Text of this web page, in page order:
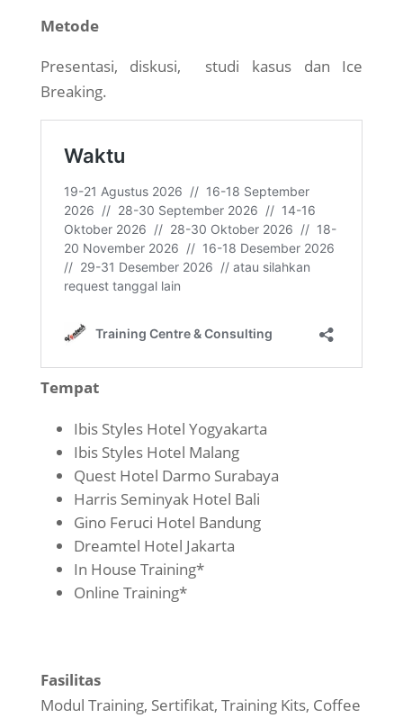
Metode
Presentasi, diskusi, studi kasus dan Ice
Breaking.
Tempat
Ibis Styles Hotel Yogyakarta
Ibis Styles Hotel Malang
Quest Hotel Darmo Surabaya
Harris Seminyak Hotel Bali
Gino Feruci Hotel Bandung
Dreamtel Hotel Jakarta
In House Training*
Online Training*
Fasilitas
Modul Training, Sertifikat, Training Kits, Coffee